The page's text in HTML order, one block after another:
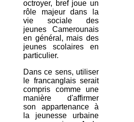
octroyer, bref joue un
rôle majeur dans la
vie sociale des
jeunes Camerounais
en général, mais des
jeunes scolaires en
particulier.
Dans ce sens, utiliser
le francanglais serait
compris comme une
manière d'affirmer
son appartenance à
la jeunesse urbaine